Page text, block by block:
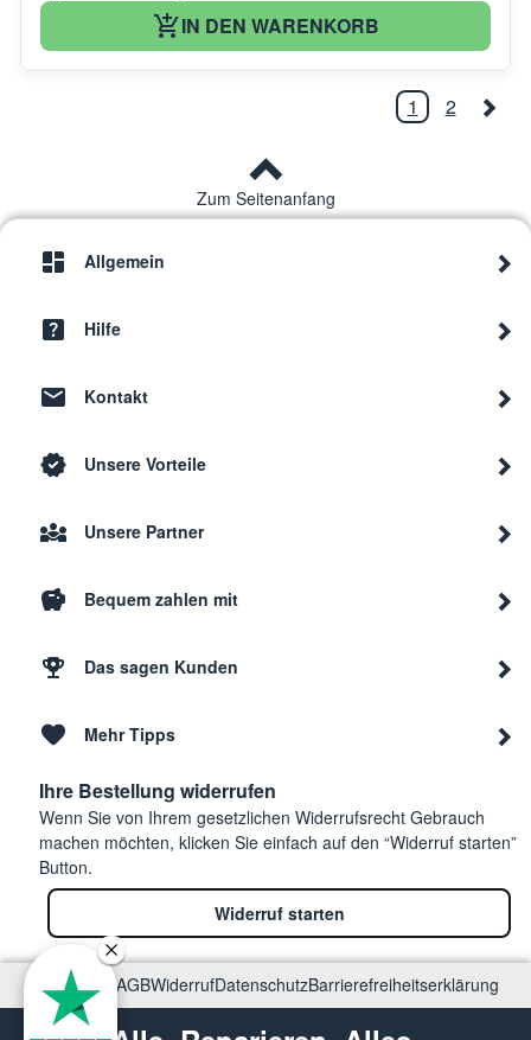
IN DEN WARENKORB
1 2
Zum Seitenanfang
Allgemein
Hilfe
Kontakt
Unsere Vorteile
Unsere Partner
Bequem zahlen mit
Das sagen Kunden
Mehr Tipps
Ihre Bestellung widerrufen
Wenn Sie von Ihrem gesetzlichen Widerrufsrecht Gebrauch
machen möchten, klicken Sie einfach auf den “Widerruf starten”
Button.
Widerruf starten
ImpressumAGBWiderrufDatenschutzBarrierefreiheitserklärung